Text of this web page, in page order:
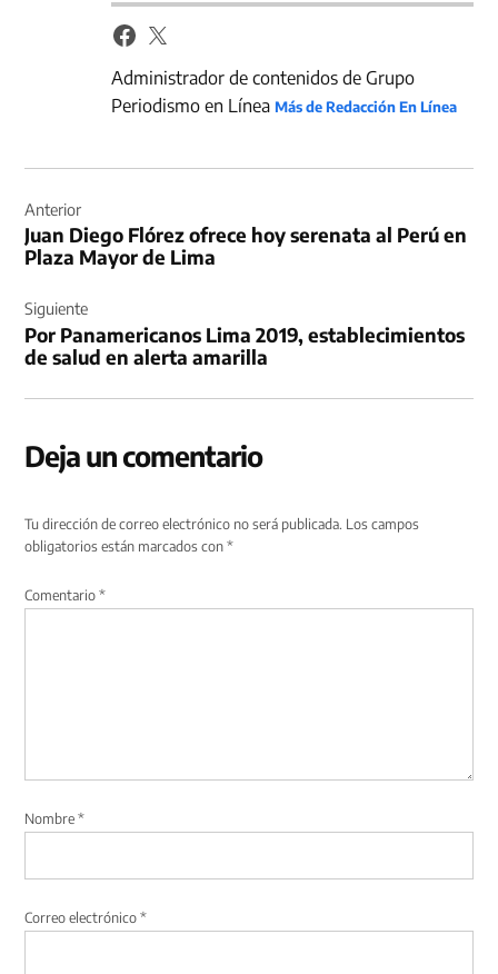
Administrador de contenidos de Grupo
Periodismo en LíneaMás de Redacción En Línea
de
entradas
Anterior
Juan Diego Flórez ofrece hoy serenata al Perú en
Plaza Mayor de Lima
Siguiente
Por Panamericanos Lima 2019, establecimientos
de salud en alerta amarilla
Deja un comentario
Tu dirección de correo electrónico no será publicada. Los campos
obligatorios están marcados con*
Comentario*
Nombre*
Correo electrónico*